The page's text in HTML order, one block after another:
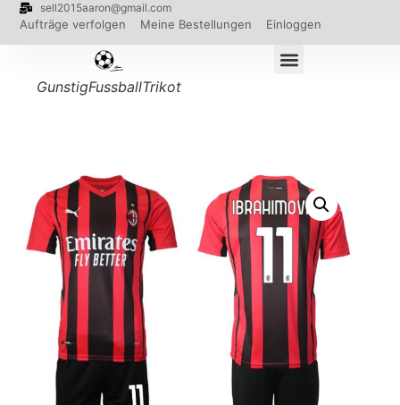
sell2015aaron@gmail.com
Aufträge verfolgen Meine Bestellungen Einloggen
GunstigFussballTrikot